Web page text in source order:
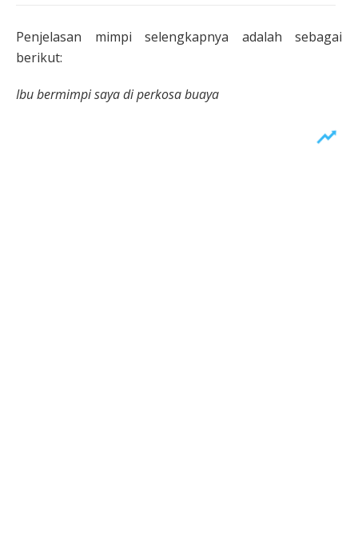
Penjelasan mimpi selengkapnya adalah sebagai
berikut:
Ibu bermimpi saya di perkosa buaya